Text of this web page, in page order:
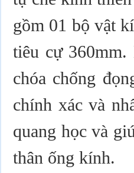
gồm 01 bộ vật
tiêu cự
chóa chống
chính xác và
quang học và
thân ống kính.